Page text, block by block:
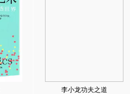
李小龙功夫之道